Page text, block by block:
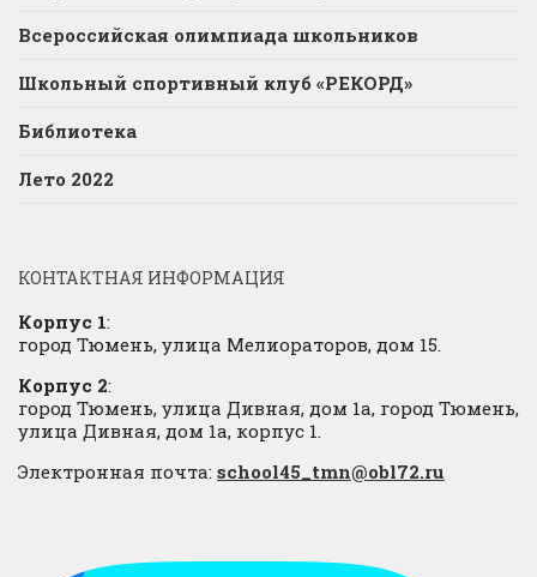
Всероссийская олимпиада школьников
Школьный спортивный клуб «РЕКОРД»
Библиотека
Лето 2022
КОНТАКТНАЯ ИНФОРМАЦИЯ
Корпус 1:
город Тюмень, улица Мелиораторов, дом 15.
Корпус 2:
город Тюмень, улица Дивная, дом 1а, город Тюмень,
улица Дивная, дом 1а, корпус 1.
Электронная почта: school45_tmn@obl72.ru